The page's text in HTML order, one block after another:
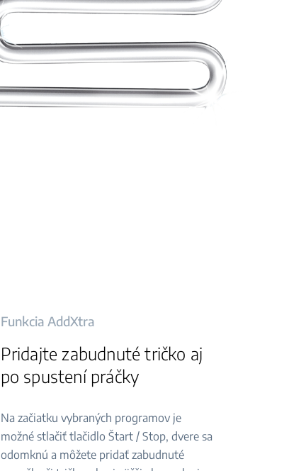
Funkcia AddXtra
Pridajte zabudnuté tričko aj
po spustení práčky
Na začiatku vybraných programov je
možné stlačiť tlačidlo Štart / Stop, dvere sa
odomknú a môžete pridať zabudnuté